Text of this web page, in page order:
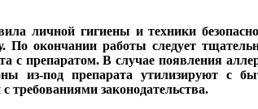
личной гигиены и техники
По окончании работы следует
с препаратом. В случае появления
из-под препарата утилизируют
требованиями законодательства.